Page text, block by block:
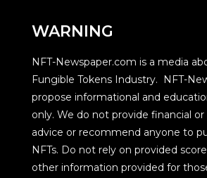
WARNING
NFT-Newspaper.com is a media
Fungible Tokens Industry. NFT-
propose informational and
only. We do not provide financial
advice or recommend anyone to
NFTs. Do not rely on provided
other information provided for